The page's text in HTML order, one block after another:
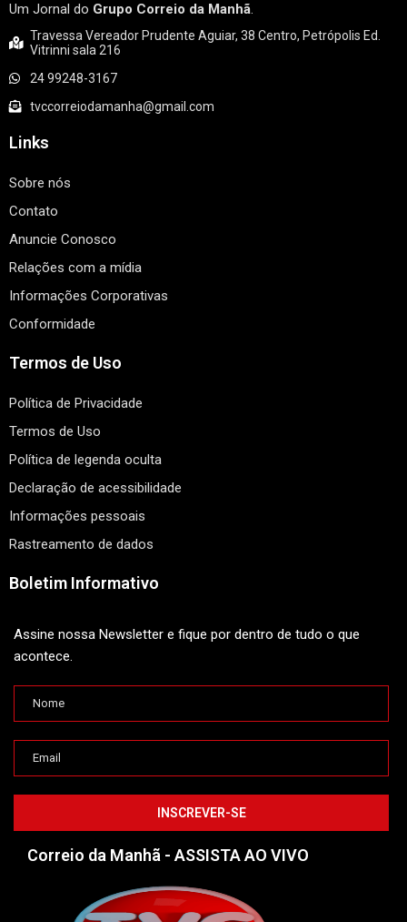
Um Jornal do Grupo Correio da Manhã.
Travessa Vereador Prudente Aguiar, 38 Centro, Petrópolis Ed.
Vitrinni sala 216
24 99248-3167
tvccorreiodamanha@gmail.com
Links
Sobre nós
Contato
Anuncie Conosco
Relações com a mídia
Informações Corporativas
Conformidade
Termos de Uso
Política de Privacidade
Termos de Uso
Política de legenda oculta
Declaração de acessibilidade
Informações pessoais
Rastreamento de dados
Boletim Informativo
Assine nossa Newsletter e fique por dentro de tudo o que
acontece.
Correio da Manhã - ASSISTA AO VIVO